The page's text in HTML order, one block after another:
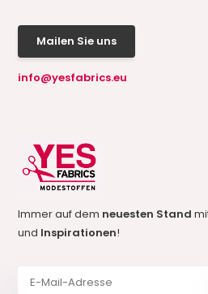
Mailen Sie uns
info@yesfabrics.eu
Immer auf dem neuesten Stand
und Inspirationen!